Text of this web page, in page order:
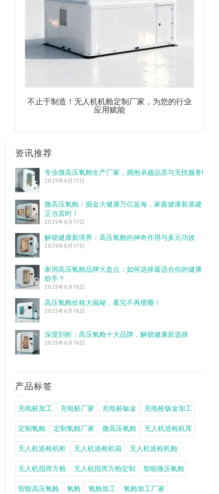
不止于制造！无人机机舱定制厂家，为您的行业
应用赋能
资讯推荐
专业微高压氧舱生产厂家，拥抱卓越品质与无忧服务!
2025年6月17日
微高压氧舱：掘金大健康万亿蓝海，家庭健康新基建
正当其时！
2025年6月17日
解锁健康新境界：高压氧舱的神奇作用与多元功效
2025年6月17日
家用高压氧舱品牌大盘点：如何选择最适合你的健康
助手？
2025年6月16日
高压氧舱价格大揭秘，看完不再懵圈！
2025年6月16日
深度剖析：高压氧舱十大品牌，解锁健康新选择
2025年6月16日
产品标签
充电桩加工 充电桩厂家 充电桩钣金 充电桩钣金加工
定制氧舱 定制氧舱厂家 微高压氧舱 无人机巡检机库
无人机巡检机柜 无人机巡检机箱 无人机巡检机舱
无人机指挥方舱 无人机指挥方舱定制 智能微压氧舱
智能高压氧舱 氧舱 氧舱加工 氧舱加工厂家